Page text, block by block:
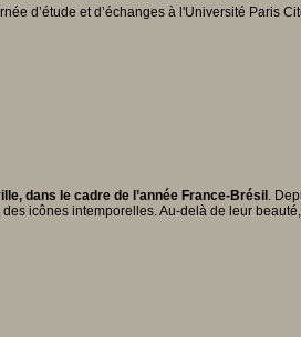
d’étude et d’échanges à l'Université Paris
dans le cadre de l’année France-Brésil .
icônes intemporelles. Au-delà de leur